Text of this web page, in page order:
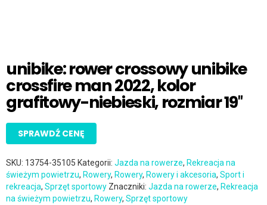
unibike: rower crossowy unibike
crossfire man 2022, kolor
grafitowy-niebieski, rozmiar 19″
SPRAWDŹ CENĘ
SKU: 13754-35105 Kategorii: Jazda na rowerze, Rekreacja na
świeżym powietrzu, Rowery, Rowery, Rowery i akcesoria, Sport i
rekreacja, Sprzęt sportowy Znaczniki: Jazda na rowerze, Rekreacja
na świeżym powietrzu, Rowery, Sprzęt sportowy